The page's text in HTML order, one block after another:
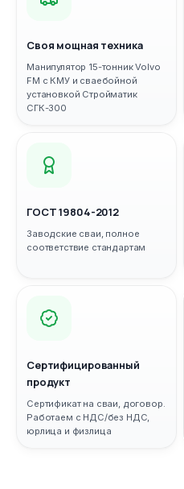
Своя мощная техника
Манипулятор 15-тонник Volvo
FM с КМУ и сваебойной
установкой Стройматик
СГК-300
ГОСТ 19804-2012
Заводские сваи, полное
соответствие стандартам
Сертифицированный
продукт
Сертификат на сваи, договор.
Работаем с НДС/без НДС,
юрлица и физлица